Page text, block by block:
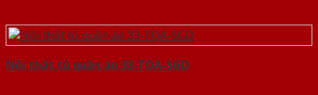
Nội thất tủ quần áo 33-TQA-SGD